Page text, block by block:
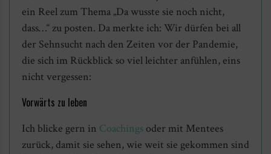
ein Reel zum Thema „Da wusste sie noch nicht,
dass…“ zu posten. Da merkte ich: Wir dürfen bei all
der Sehnsucht nach den Zeiten vor der Pandemie,
die sich im Rückblick so viel leichter anfühlen, eins
nicht vergessen:
Vorwärts zu leben
Ich blicke gern in Coachings oder mit Mentees
zurück, damit sie sehen, wie weit sie gekommen sind